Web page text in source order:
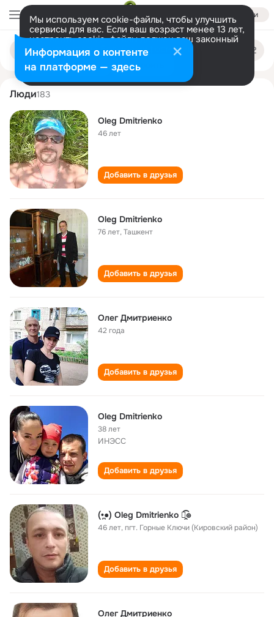
Войти
Мы используем cookie-файлы, чтобы улучшить
сервисы для вас. Если ваш возраст менее 13 лет,
настроить cookie-файлы должен ваш законный
представитель. Больше информации
Разрешить все Настроить
Поиск
людям
oleg dmitrienko
Люди183
Oleg Dmitrienko
46 лет
Добавить в друзья
Oleg Dmitrienko
76 лет,Ташкент
Добавить в друзья
Олег Дмитриенко
42 года
Добавить в друзья
Oleg Dmitrienko
38 лет
ИНЭСС
Добавить в друзья
(•̪●) Oleg Dmitrienko ๏̯͡๏
46 лет,пгт. Горные Ключи (Кировский район)
Добавить в друзья
Олег Дмитриенко
Информация о контенте
на платформе — здесь